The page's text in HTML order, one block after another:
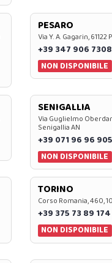
PESARO
Via Y. A. Gagarin, 61122
+39 347 906 7308
NON DISPONIBILE
SENIGALLIA
Via Guglielmo
Senigallia AN
+39 071 96 96 905
NON DISPONIBILE
TORINO
Corso Romania, 460,
+39 375 73 89 174
NON DISPONIBILE